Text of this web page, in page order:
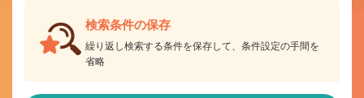
検索条件の保存
繰り返し検索する条件を保存して、条件設定の手間を
省略